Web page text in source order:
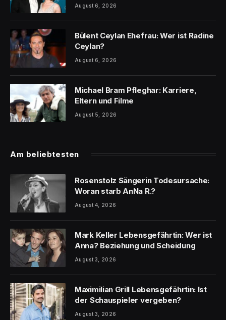
August 6, 2026
Bülent Ceylan Ehefrau: Wer ist Radine
Ceylan?
August 6, 2026
Michael Bram Pfleghar: Karriere,
Eltern und Filme
August 5, 2026
Am beliebtesten
Rosenstolz Sängerin Todesursache:
Woran starb AnNa R.?
August 4, 2026
Mark Keller Lebensgefährtin: Wer ist
Anna? Beziehung und Scheidung
August 3, 2026
Maximilian Grill Lebensgefährtin: Ist
der Schauspieler vergeben?
August 3, 2026